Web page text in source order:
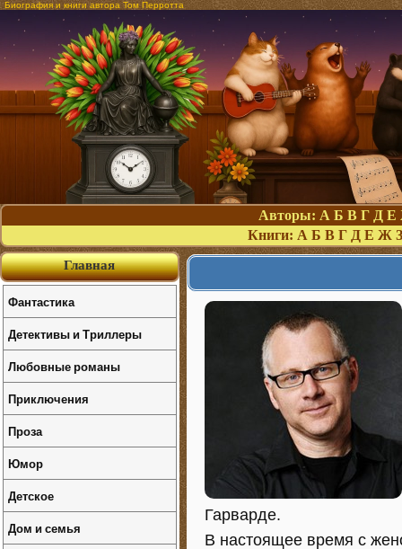
Биография и книги автора Том Перротта
Авторы: А Б В Г Д Е
Книги: А Б В Г Д Е Ж З
Гарварде.
В настоящее время с
Главная
Фантастика
Детективы и Триллеры
Любовные романы
Приключения
Проза
Юмор
Детское
Дом и семья